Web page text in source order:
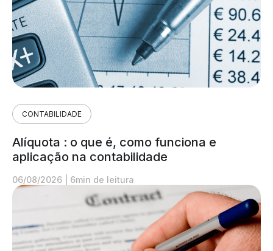
CONTABILIDADE
Alíquota : o que é, como funciona e
aplicação na contabilidade
06/08/2026 6min de leitura